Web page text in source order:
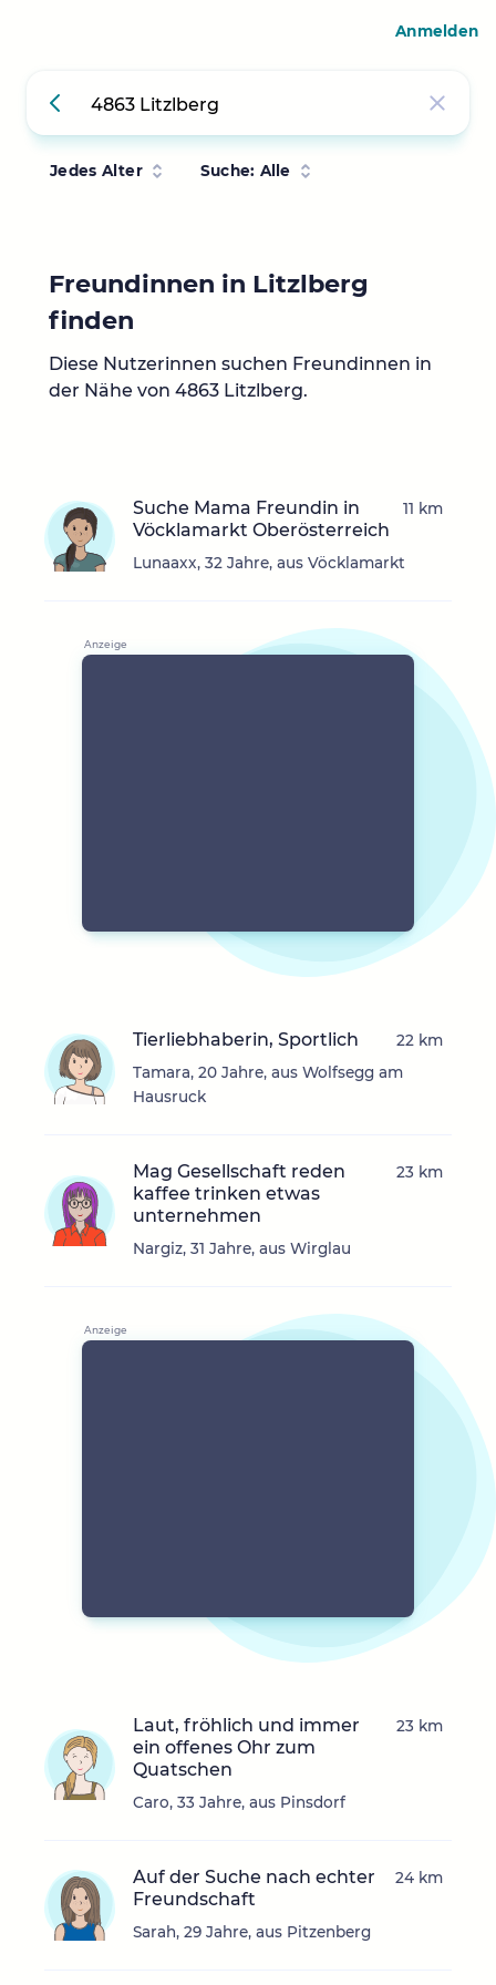
Jedes Alter Suche: Alle
Freundinnen in Litzlberg
finden
Diese Nutzerinnen suchen Freundinnen in
der Nähe von 4863 Litzlberg.
Suche Mama Freundin in
Vöcklamarkt Oberösterreich
Lunaaxx, 32 Jahre, aus Vöcklamarkt
11 km
Tierliebhaberin, Sportlich
Tamara, 20 Jahre, aus Wolfsegg am
Hausruck
22 km
Mag Gesellschaft reden
kaffee trinken etwas
unternehmen
Nargiz, 31 Jahre, aus Wirglau
23 km
Laut, fröhlich und immer
ein offenes Ohr zum
Quatschen
Caro, 33 Jahre, aus Pinsdorf
23 km
Auf der Suche nach echter
Freundschaft
Sarah, 29 Jahre, aus Pitzenberg
24 km
Anmelden